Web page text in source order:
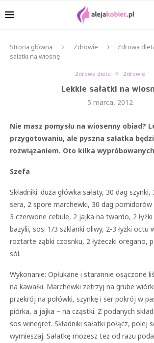
Strona główna Zdrowie Zdrowa
sałatki na wiosnę
Zdrowa dieta Zdrowie
Lekkie sałatki na
5 marca, 2012
Nie masz pomysłu na wiosenny obiad?
przygotowaniu, ale pyszna sałatka
rozwiązaniem. Oto kilka
Szefa
Składniki: duża główka sałaty, 30 dag
sera, 2 spore marchewki, 30 dag
3 czerwone cebule, 2 jajka na twardo, 2
bazylii, sos: 1/3 szklanki oliwy, 2-3 łyżki octu
roztarte ząbki czosnku, 2 łyżeczki oregano,
sól.
Wykonanie: Opłukane i starannie osączone
na kawałki. Marchewki zetrzyj na grube
przekrój na połówki, szynkę i ser pokrój w
piórka, a jajka – na cząstki. Z podanych
sos winegret. Składniki sałatki połącz, polej
wymieszaj. Sałatkę możesz też od razu